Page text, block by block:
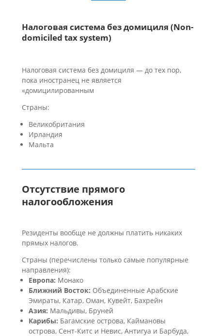
Налоговая система без домициля (Non-
domiciled tax system)
Налоговая система без домициля — до тех пор,
пока иностранец не является
«домицилированным
Страны:
Великобритания
Ирландия
Мальта
Отсутствие прямого
налогообложения
Резиденты вообще не должны платить никаких
прямых налогов.
Страны (перечислены только самые популярные
направления):
Европа: Монако
Ближний Восток: Объединенные Арабские
Эмираты, Катар, Оман, Кувейт, Бахрейн
Азия: Мальдивы, Бруней
Карибы: Багамские острова, Каймановы
острова, Сент-Китс и Невис, Антигуа и Барбуда,